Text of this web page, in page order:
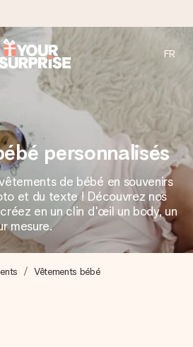
expédié sous 24h
avec attention et l’envoyons
vous puissiez l’offrir au bon moment,
+15 000 avis)
Les clients nous attribuent
Reviews (total de tous les
présents).
en quelques étapes – avec
FR
personnalisés
de bébé en souvenirs
et du texte ! Découvrez nos
en un clin d'œil un body, un
mesure.
Vêtements bébé